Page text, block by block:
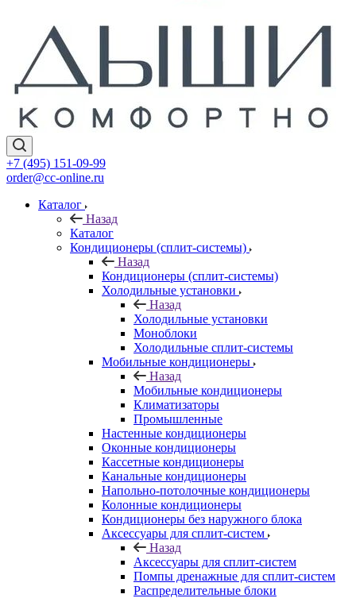
+7 (495) 151-09-99
order@cc-online.ru
Каталог
Назад
Каталог
Кондиционеры (сплит-системы)
Назад
Кондиционеры (сплит-системы)
Холодильные установки
Назад
Холодильные установки
Моноблоки
Холодильные сплит-системы
Мобильные кондиционеры
Назад
Мобильные кондиционеры
Климатизаторы
Промышленные
Настенные кондиционеры
Оконные кондиционеры
Кассетные кондиционеры
Канальные кондиционеры
Напольно-потолочные кондиционеры
Колонные кондиционеры
Кондиционеры без наружного блока
Аксессуары для сплит-систем
Назад
Аксессуары для сплит-систем
Помпы дренажные для сплит-систем
Распределительные блоки